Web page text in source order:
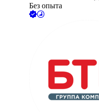
Без опыта